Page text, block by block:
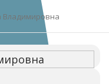
Владимировна